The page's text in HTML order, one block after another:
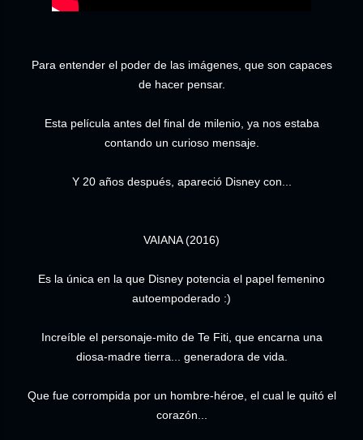
Para entender el poder de las imágenes, que son capaces
de hacer pensar.
Esta película antes del final de milenio, ya nos estaba
contando un curioso mensaje.
Y 20 años después, apareció Disney con...
VAIANA (2016)
Es la única en la que Disney potencia el papel femenino
autoempoderado :)
Increíble el personaje-mito de Te Fiti, que encarna una
diosa-madre tierra... generadora de vida.
Que fue corrompida por un hombre-héroe, el cual le quitó el
corazón...